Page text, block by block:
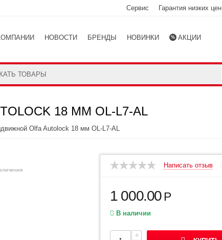
Сервис Гарантия низких цен
НОВОСТИ БРЕНДЫ НОВИНКИ АКЦИИ
18 ММ OL-L7-AL
Olfa Autolock 18 мм OL-L7-AL
Написать отзыв
1 000.00Р
В наличии
+